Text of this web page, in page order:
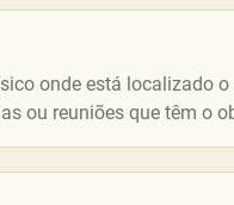
onde está localizado
ou reuniões que têm o